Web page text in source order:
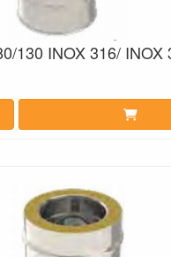
130 INOX 316/ INOX